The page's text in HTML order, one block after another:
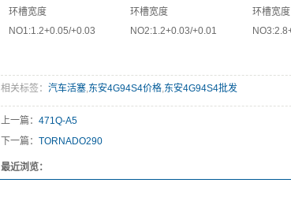
环槽宽度
环槽宽度 环槽宽度
NO1:1.2+0.05/+0.03
NO2:1.2+0.03/+0.01
相关标签： 汽车活塞,东安4G94S4价格,东安4G94S4批发
上一篇： 471Q-A5
下一篇： TORNADO290
最近浏览：